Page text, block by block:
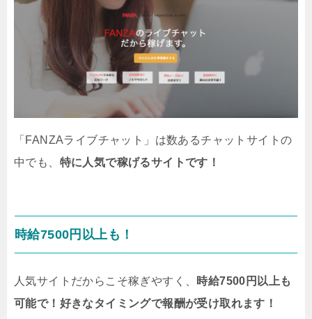
「FANZAライブチャット」は数あるチャットサイトの
中でも、 特に人気で稼げるサイトです！
時給7500円以上も！
人気サイトだからこそ稼ぎやすく、 時給7500円以上も
可能で！好きなタイミングで報酬が受け取れます！